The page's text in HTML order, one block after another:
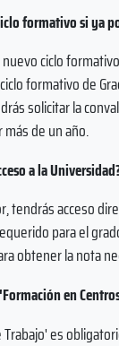
formativo si ya
ciclo
formativo de
solicitar la
de un año.
a la
tendrás acceso
para el
obtener la nota
en
es